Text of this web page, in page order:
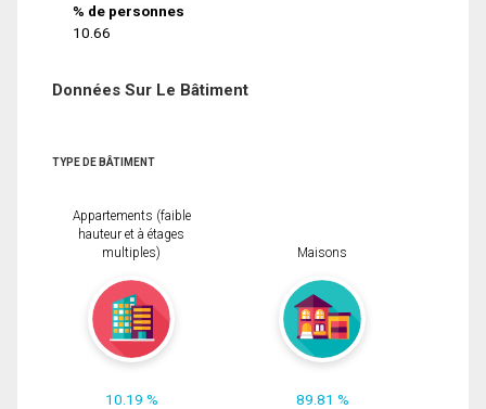
% de personnes
10.66
Données Sur Le Bâtiment
TYPE DE BÂTIMENT
Appartements (faible
hauteur et à étages
multiples)
10.19 %
Maisons
89.81 %